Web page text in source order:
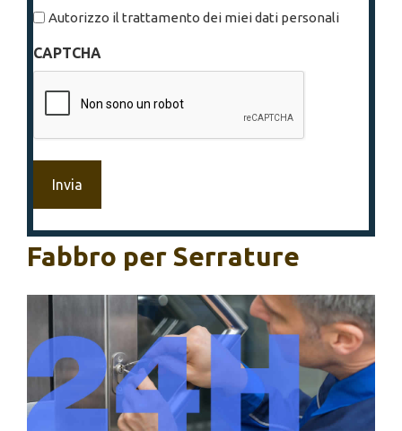
l'informativa
privacy
Autorizzo il trattamento dei miei dati personali
CAPTCHA
Fabbro per Serrature